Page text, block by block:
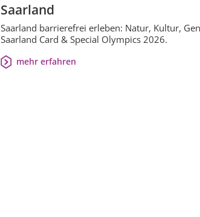
Saarland
Saarland barrierefrei erleben: Natur, Kultur,
Saarland Card & Special Olympics 2026.
mehr erfahren